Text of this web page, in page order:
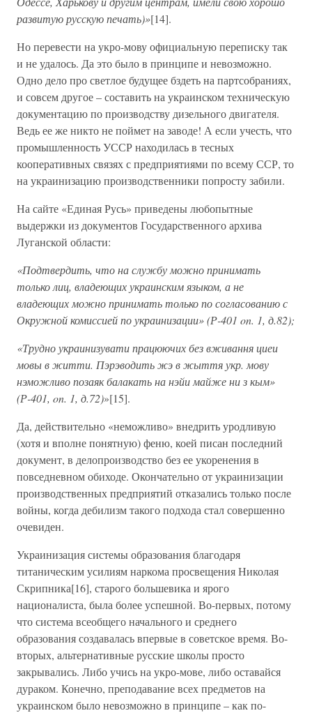
развитую русскую печать)»[14].
Но перевести на укро-мову официальную переписку так
и не удалось. Да это было в принципе и невозможно.
Одно дело про светлое будущее бздеть на партсобраниях,
и совсем другое – составить на украинском техническую
документацию по производству дизельного двигателя.
Ведь ее же никто не поймет на заводе! А если учесть, что
промышленность УССР находилась в тесных
кооперативных связях с предприятиями по всему ССР, то
на украинизацию производственники попросту забили.
На сайте «Единая Русь» приведены любопытные
выдержки из документов Государственного архива
Луганской области:
«Подтвердить, что на службу можно принимать
только лиц, владеющих украинским языком, а не
владеющих можно принимать только по согласованию с
Окружной комиссией по украинизации» (Р-401 on. 1, д.82);
«Трудно украинизувати працюючих без вживання циеи
мовы в житти. Пэрэводить жэ в жыття укр. мову
нэможливо позаяк балакать на нэйи майже ни з кым»
(Р-401, on. 1, д.72)»[15].
Да, действительно «неможливо» внедрить уродливую
(хотя и вполне понятную) феню, коей писан последний
документ, в делопроизводство без ее укоренения в
повседневном обиходе. Окончательно от украинизации
производственных предприятий отказались только после
войны, когда дебилизм такого подхода стал совершенно
очевиден.
Украинизация системы образования благодаря
титаническим усилиям наркома просвещения Николая
Скрипника[16], старого большевика и ярого
националиста, была более успешной. Во-первых, потому
что система всеобщего начального и среднего
образования создавалась впервые в советское время. Во-
вторых, альтернативные русские школы просто
закрывались. Либо учись на укро-мове, либо оставайся
дураком. Конечно, преподавание всех предметов на
украинском было невозможно в принципе – как по-